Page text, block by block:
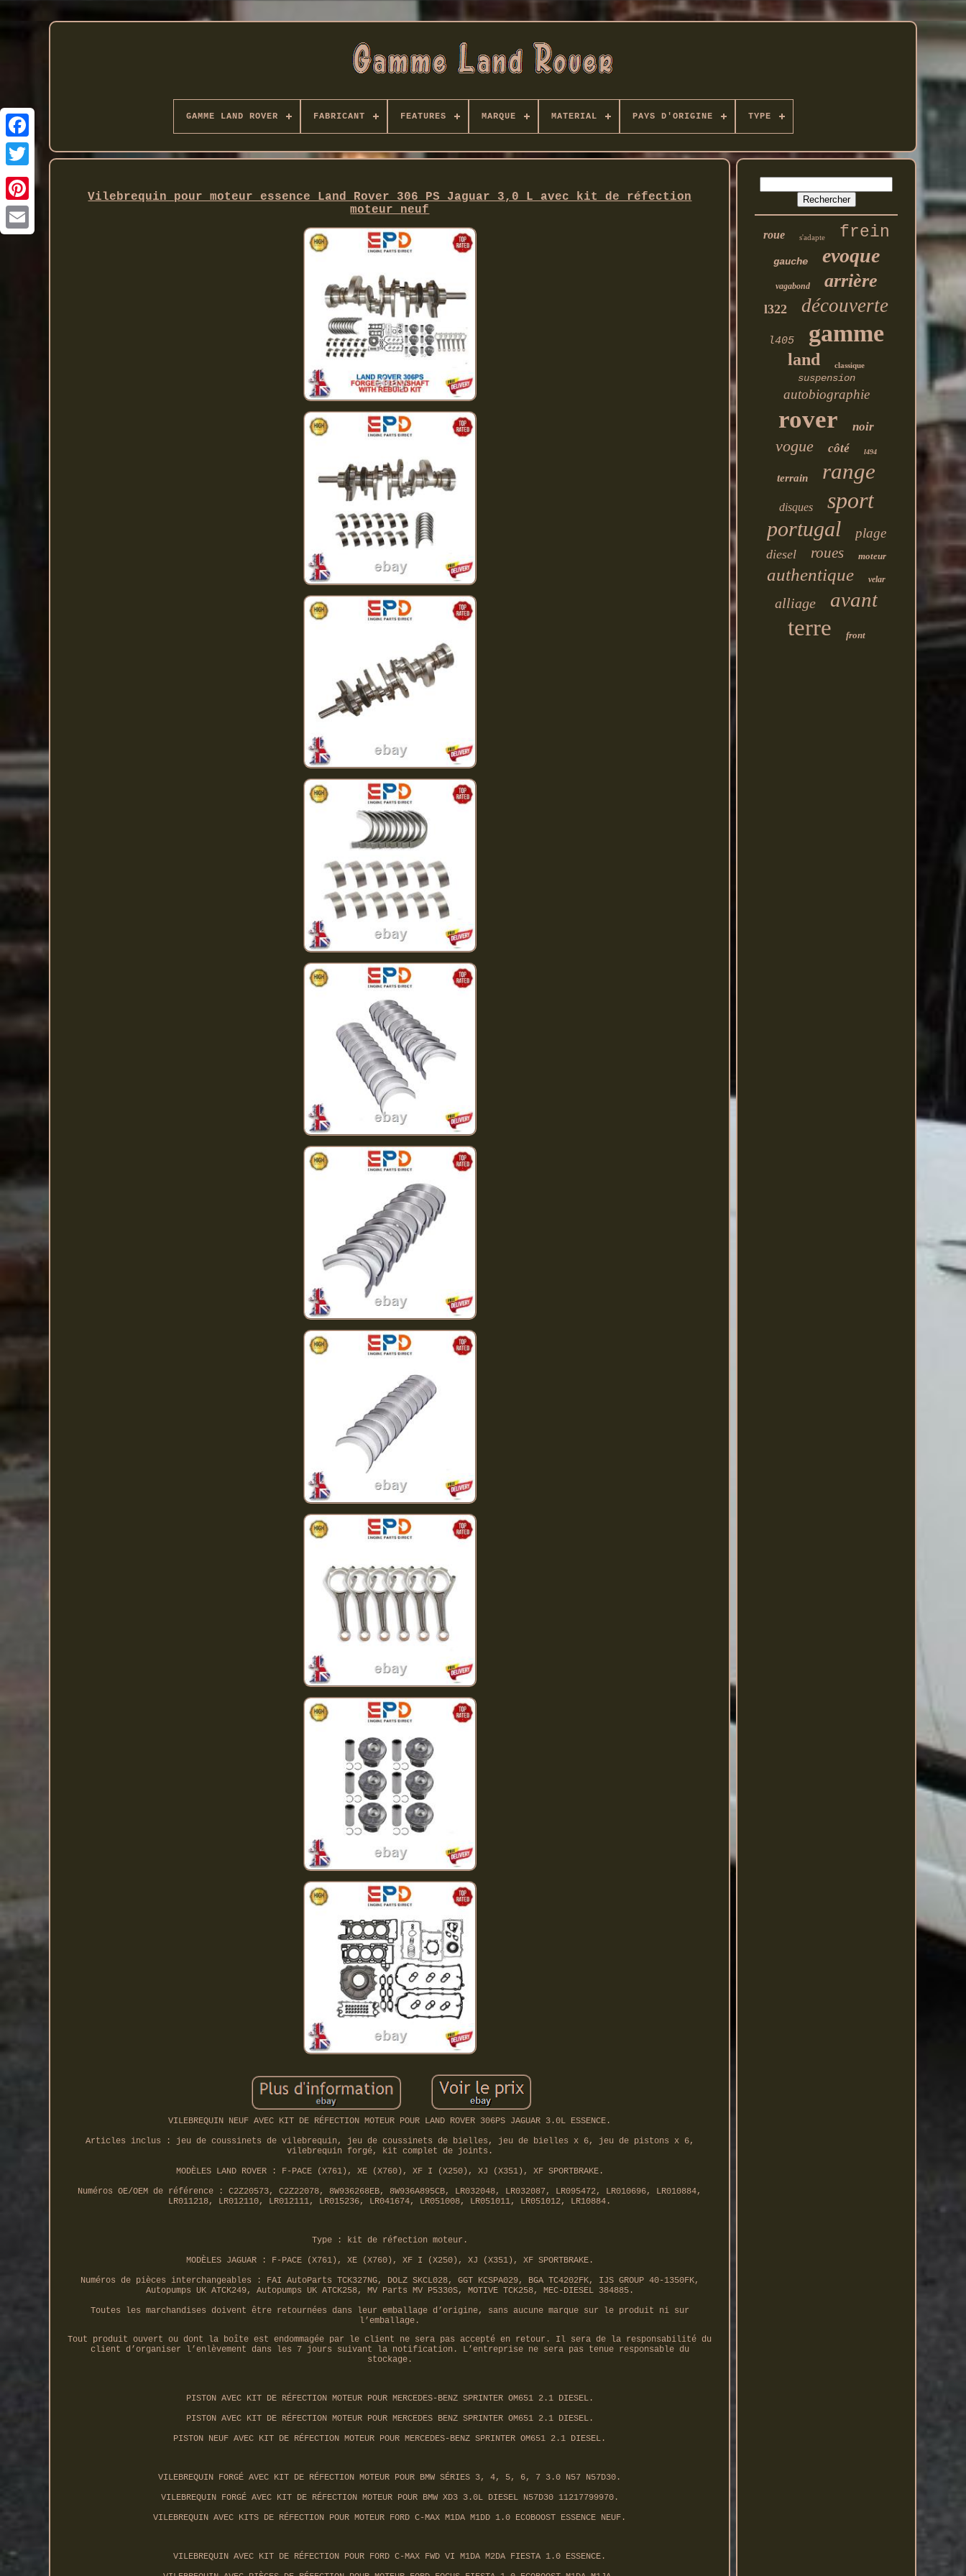
Twitter
GAMME LAND ROVER FABRICANT FEATURES MARQUE MATERIAL PAYS D'ORIGINE TYPE
Vilebrequin pour moteur essence Land Rover 306 PS Jaguar 3,0 L avec kit de réfection
moteur neuf
VILEBREQUIN NEUF AVEC KIT DE RÉFECTION MOTEUR POUR LAND ROVER 306PS JAGUAR 3.0L ESSENCE.
Articles inclus : jeu de coussinets de vilebrequin, jeu de coussinets de bielles, jeu de bielles x 6, jeu de pistons x 6,
vilebrequin forgé, kit complet de joints.
MODÈLES LAND ROVER : F-PACE (X761), XE (X760), XF I (X250), XJ (X351), XF SPORTBRAKE.
Numéros OE/OEM de référence : C2Z20573, C2Z22078, 8W936268EB, 8W936A895CB, LR032048, LR032087, LR095472, LR010696, LR010884,
LR011218, LR012110, LR012111, LR015236, LR041674, LR051008, LR051011, LR051012, LR10884.
Type : kit de réfection moteur.
MODÈLES JAGUAR : F-PACE (X761), XE (X760), XF I (X250), XJ (X351), XF SPORTBRAKE.
Numéros de pièces interchangeables : FAI AutoParts TCK327NG, DOLZ SKCL028, GGT KCSPA029, BGA TC4202FK, IJS GROUP 40-1350FK,
Autopumps UK ATCK249, Autopumps UK ATCK258, MV Parts MV P5330S, MOTIVE TCK258, MEC-DIESEL 384885.
Toutes les marchandises doivent être retournées dans leur emballage d’origine, sans aucune marque sur le produit ni sur
l’emballage.
Tout produit ouvert ou dont la boîte est endommagée par le client ne sera pas accepté en retour. Il sera de la responsabilité du
client d’organiser l’enlèvement dans les 7 jours suivant la notification. L’entreprise ne sera pas tenue responsable du
stockage.
PISTON AVEC KIT DE RÉFECTION MOTEUR POUR MERCEDES-BENZ SPRINTER OM651 2.1 DIESEL.
PISTON AVEC KIT DE RÉFECTION MOTEUR POUR MERCEDES BENZ SPRINTER OM651 2.1 DIESEL.
PISTON NEUF AVEC KIT DE RÉFECTION MOTEUR POUR MERCEDES-BENZ SPRINTER OM651 2.1 DIESEL.
VILEBREQUIN FORGÉ AVEC KIT DE RÉFECTION MOTEUR POUR BMW SÉRIES 3, 4, 5, 6, 7 3.0 N57 N57D30.
VILEBREQUIN FORGÉ AVEC KIT DE RÉFECTION MOTEUR POUR BMW XD3 3.0L DIESEL N57D30 11217799970.
VILEBREQUIN AVEC KITS DE RÉFECTION POUR MOTEUR FORD C-MAX M1DA M1DD 1.0 ECOBOOST ESSENCE NEUF.
VILEBREQUIN AVEC KIT DE RÉFECTION POUR FORD C-MAX FWD VI M1DA M2DA FIESTA 1.0 ESSENCE.
roue s'adapte frein
gauche evoque
vagabond arrière
l322 découverte
l405 gamme
land classique
suspension
autobiographie
rover noir
vogue côté l494
terrain range
disques sport
portugal plage
diesel roues moteur
authentique velar
alliage avant
terre front